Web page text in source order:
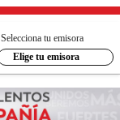
Selecciona tu emisora
Elige tu emisora